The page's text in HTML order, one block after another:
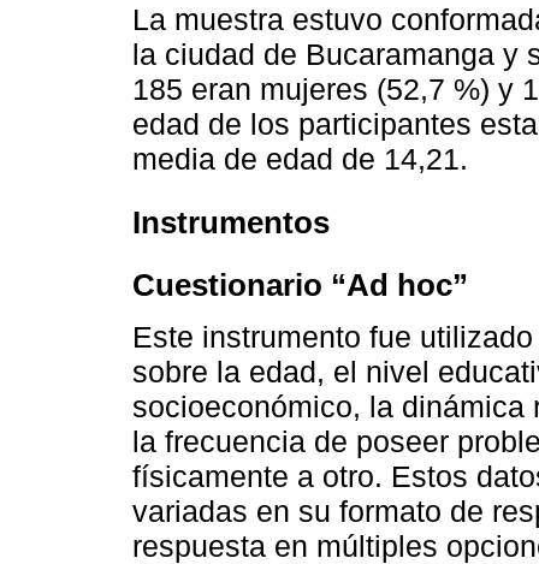
La muestra estuvo
la ciudad de Bucaramanga y
185 eran mujeres (52,7 %) y
edad de los participantes
media de edad de 14,21.
Instrumentos
Cuestionario “Ad hoc”
Este instrumento fue
sobre la edad, el nivel
socioeconómico, la
la frecuencia de poseer
físicamente a otro. Estos
variadas en su formato de
respuesta en múltiples